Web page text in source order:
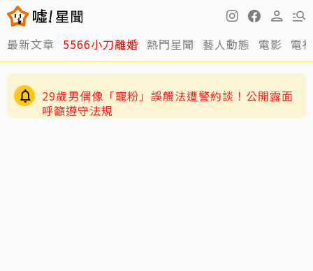
最新文章 5566小刀離婚 熱門星聞 藝人動態 電影 電
29歲男偶像「寵粉」誤觸法遭警約談！公開露面
呼籲遵守法規